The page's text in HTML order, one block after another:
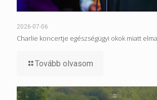
2026-07-06
Charlie koncertje egészségügyi okok miatt
Tovább olvasom